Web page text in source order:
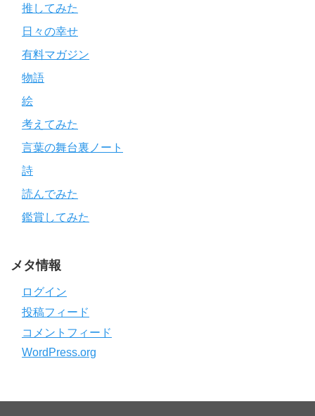
推してみた
日々の幸せ
有料マガジン
物語
絵
考えてみた
言葉の舞台裏ノート
詩
読んでみた
鑑賞してみた
メタ情報
ログイン
投稿フィード
コメントフィード
WordPress.org